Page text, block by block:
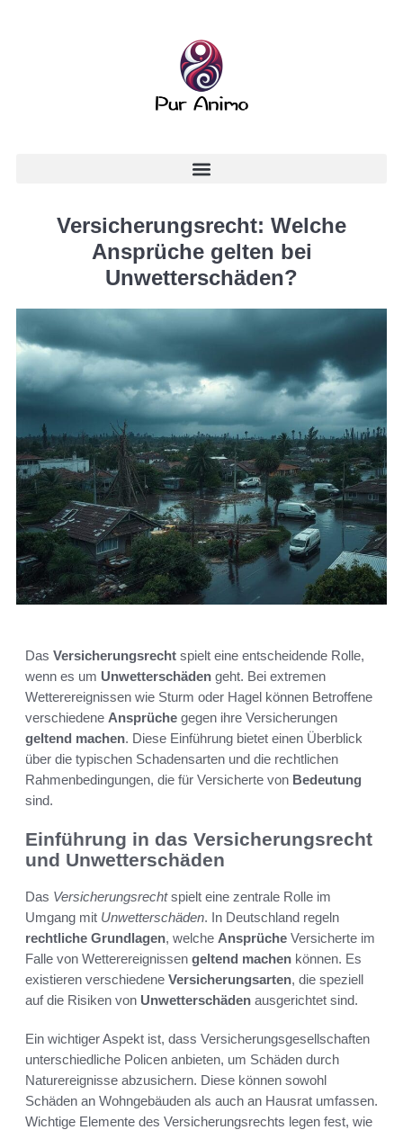
Versicherungsrecht: Welche
Ansprüche gelten bei
Unwetterschäden?
Das Versicherungsrecht spielt eine entscheidende Rolle,
wenn es um Unwetterschäden geht. Bei extremen
Wetterereignissen wie Sturm oder Hagel können Betroffene
verschiedene Ansprüche gegen ihre Versicherungen
geltend machen. Diese Einführung bietet einen Überblick
über die typischen Schadensarten und die rechtlichen
Rahmenbedingungen, die für Versicherte von Bedeutung
sind.
Einführung in das Versicherungsrecht
und Unwetterschäden
Das Versicherungsrechtspielt eine zentrale Rolle im
Umgang mit Unwetterschäden. In Deutschland regeln
rechtliche Grundlagen, welche Ansprüche Versicherte im
Falle von Wetterereignissen geltend machen können. Es
existieren verschiedene Versicherungsarten, die speziell
auf die Risiken von Unwetterschäden ausgerichtet sind.
Ein wichtiger Aspekt ist, dass Versicherungsgesellschaften
unterschiedliche Policen anbieten, um Schäden durch
Naturereignisse abzusichern. Diese können sowohl
Schäden an Wohngebäuden als auch an Hausrat umfassen.
Wichtige Elemente des Versicherungsrechts legen fest, wie